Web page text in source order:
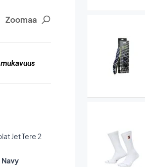
Zoomaa
Jet Tere 2